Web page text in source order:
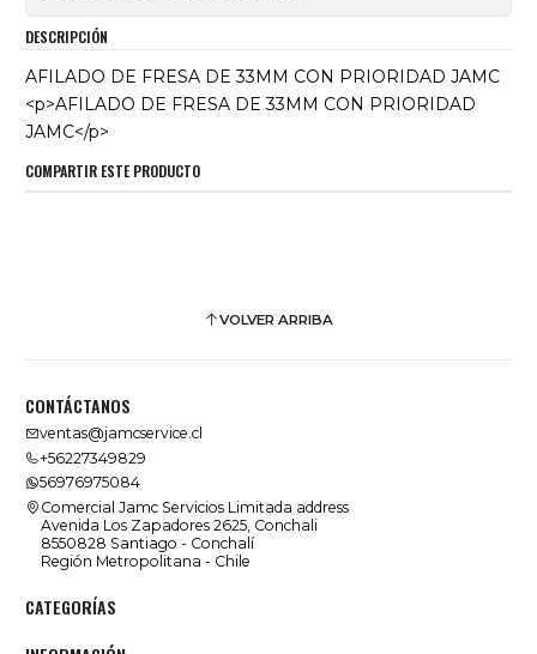
DESCRIPCIÓN
AFILADO DE FRESA DE 33MM CON PRIORIDAD JAMC
<p>AFILADO DE FRESA DE 33MM CON PRIORIDAD
JAMC</p>
COMPARTIR ESTE PRODUCTO
VOLVER ARRIBA
CONTÁCTANOS
ventas@jamcservice.cl
+56227349829
56976975084
Comercial Jamc Servicios Limitada address
Avenida Los Zapadores 2625, Conchali
8550828 Santiago - Conchalí
Región Metropolitana - Chile
CATEGORÍAS